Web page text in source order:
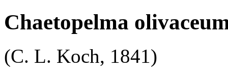
Chaetopelma
(C. L. Koch, 1841)